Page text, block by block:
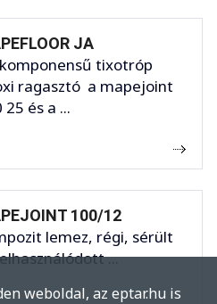
JA
tixotróp
ragasztó a mapejoint
25 és a ...
100/12
lemez, régi, sérült
...
weboldal, az eptar.hu is